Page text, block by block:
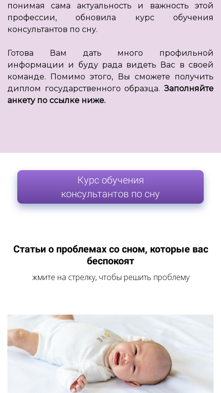
понимая сама актуальность и важность этой
профессии, обновила курс обучения
консультантов по сну.
Готова Вам дать много профильной
информации и буду рада видеть Вас в своей
команде. Помимо этого, Вы сможете получить
диплом государственного образца. Заполняйте
анкету по ссылке ниже.
Курс обучения
консультантов по сну
Статьи о проблемах со сном, которые вас
беспокоят
жмите на стрелку, чтобы решить проблему